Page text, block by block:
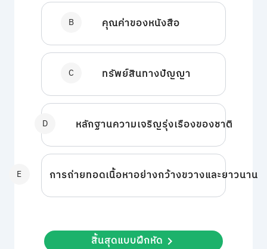
B คุณค่าของหนังสือ
C ทรัพย์สินทางปัญญา
D หลักฐานความเจริญรุ่งเรืองของชาติ
E การถ่ายทอดเนื้อหาอย่างกว้างขวางและยาวนาน
สิ้นสุดแบบฝึกหัด